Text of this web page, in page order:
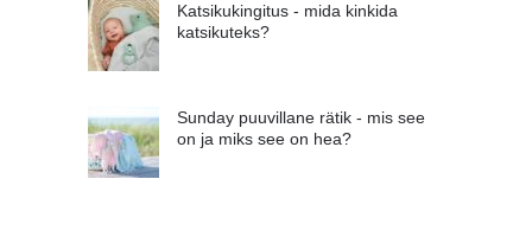
Katsikukingitus - mida kinkida
katsikuteks?
Sunday puuvillane rätik - mis see
on ja miks see on hea?